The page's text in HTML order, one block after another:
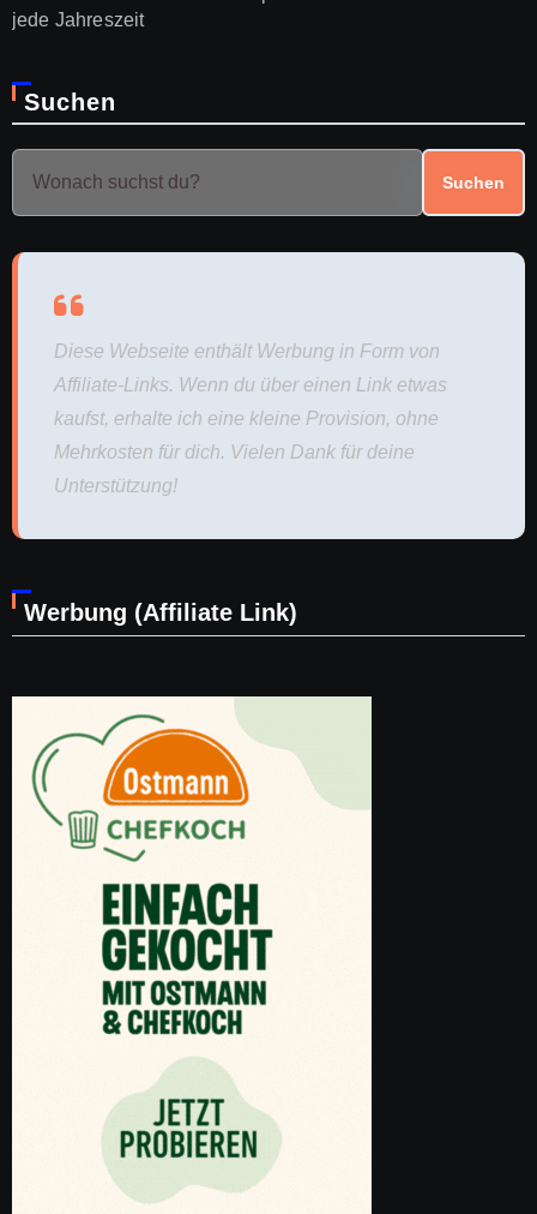
jede Jahreszeit
Suchen
Suchen
Diese Webseite enthält Werbung in Form von
Affiliate-Links. Wenn du über einen Link etwas
kaufst, erhalte ich eine kleine Provision, ohne
Mehrkosten für dich. Vielen Dank für deine
Unterstützung!
Werbung (Affiliate Link)